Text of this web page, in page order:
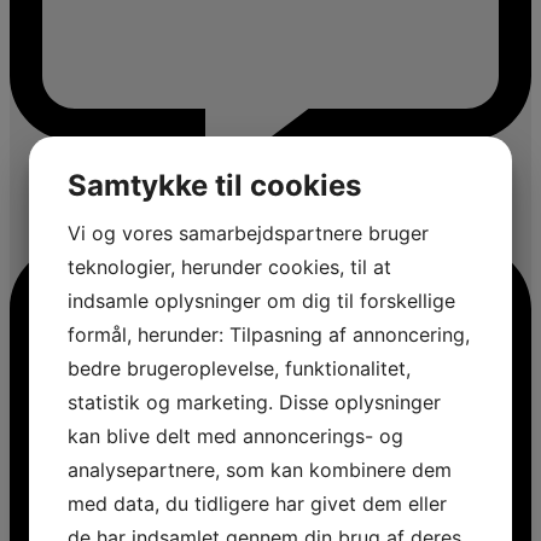
Samtykke til cookies
Vi og vores samarbejdspartnere bruger
teknologier, herunder cookies, til at
indsamle oplysninger om dig til forskellige
formål, herunder: Tilpasning af annoncering,
bedre brugeroplevelse, funktionalitet,
statistik og marketing. Disse oplysninger
kan blive delt med annoncerings- og
analysepartnere, som kan kombinere dem
med data, du tidligere har givet dem eller